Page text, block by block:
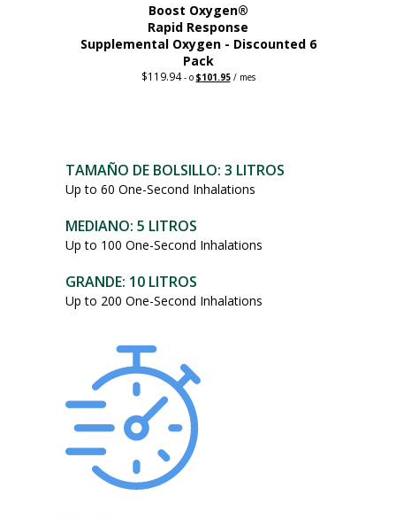
Boost Oxygen®
Rapid Response
Supplemental Oxygen - Discounted 6
Pack
$119.94 -o Precio
$101.95El/ mes
TAMAÑO DE BOLSILLO: 3 LITROS
Up to 60 One-Second Inhalations
MEDIANO: 5 LITROS
Up to 100 One-Second Inhalations
GRANDE: 10 LITROS
Up to 200 One-Second Inhalations